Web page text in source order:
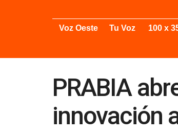
Voz Oeste Tu Voz 100 x
PRABIA
innovación